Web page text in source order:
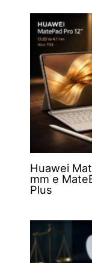
Huawei
mm e
Plus